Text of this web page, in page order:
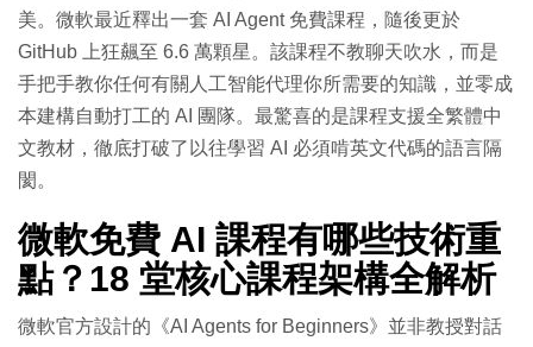
美。微軟最近釋出一套 AI Agent 免費課程，隨後更於
GitHub 上狂飆至 6.6 萬顆星。該課程不教聊天吹水，而是
手把手教你任何有關人工智能代理你所需要的知識，並零成
本建構自動打工的 AI 團隊。最驚喜的是課程支援全繁體中
文教材，徹底打破了以往學習 AI 必須啃英文代碼的語言隔
閡。
微軟免費 AI 課程有哪些技術重
點？18 堂核心課程架構全解析
微軟官方設計的《AI Agents for Beginners》並非教授對話